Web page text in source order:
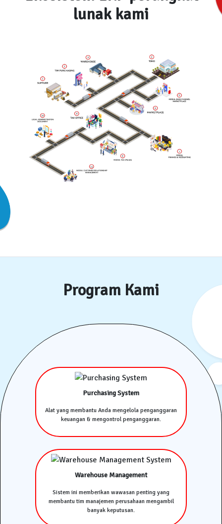
lunak kami
Program Kami
Purchasing System
Alat yang membantu Anda mengelola penganggaran
keuangan & mengontrol penganggaran.
Warehouse Management
Sistem ini memberikan wawasan penting yang
membantu tim manajemen perusahaan mengambil
banyak keputusan.